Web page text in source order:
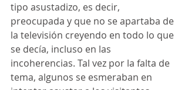
tipo asustadizo, es decir,
preocupada y que no se apartaba de
la televisión creyendo en todo lo que
se decía, incluso en las
incoherencias. Tal vez por la falta de
tema, algunos se esmeraban en